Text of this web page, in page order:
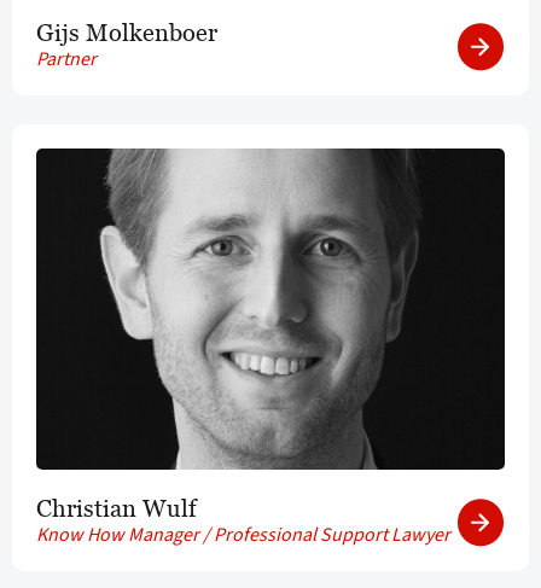
Gijs Molkenboer
Partner
Christian Wulf
Know How Manager / Professional Support Lawyer